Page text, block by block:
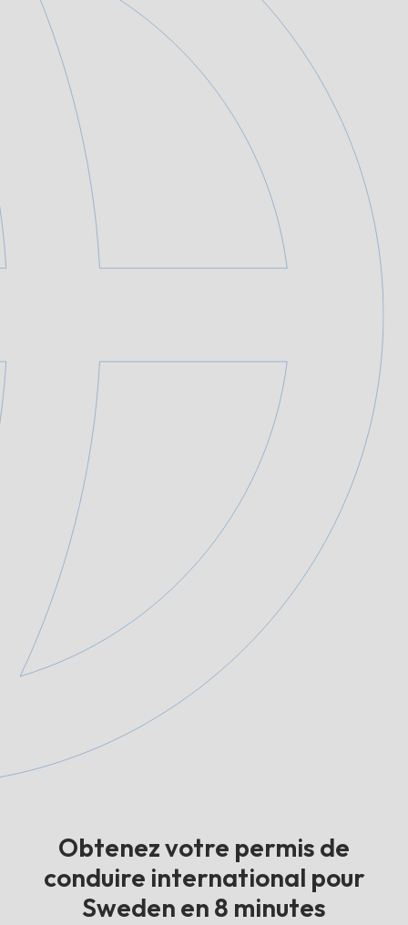
Obtenez votre permis de
conduire international pour
Sweden en 8 minutes